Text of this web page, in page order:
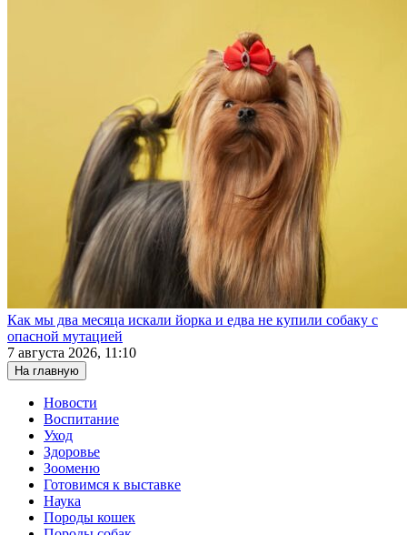
Как мы два месяца искали йорка и едва не купили собаку с
опасной мутацией
7 августа 2026, 11:10
На главную
Новости
Воспитание
Уход
Здоровье
Зооменю
Готовимся к выставке
Наука
Породы кошек